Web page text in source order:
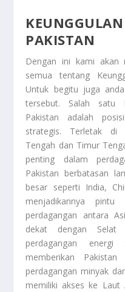
PAKISTAN
Dengan ini kami akan
semua tentang
Untuk begitu juga
tersebut. Salah satu
Pakistan adalah
strategis. Terletak di
Tengah dan Timur
penting dalam
Pakistan berbatasan
besar seperti India,
menjadikannya pintu
perdagangan antara
dekat dengan
perdagangan
memberikan
perdagangan minyak
memiliki akses ke Laut